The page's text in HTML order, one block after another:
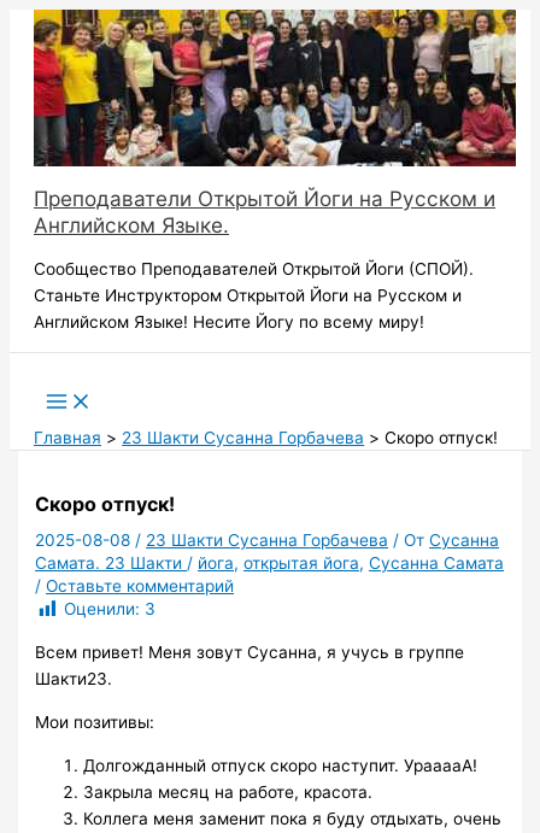
Перейти
содержимому
Преподаватели Открытой Йоги на Русском и
Английском Языке.
Сообщество Преподавателей Открытой Йоги (СПОЙ).
Станьте Инструктором Открытой Йоги на Русском и
Английском Языке! Несите Йогу по всему миру!
Главная 23 Шакти Сусанна Горбачева Скоро отпуск!
Скоро отпуск!
2025-08-08/ 23 Шакти Сусанна Горбачева / ОтСусанна
Самата. 23 Шакти/ йога,открытая йога,Сусанна Самата
/Оставьте комментарий
Оценили: 3
Всем привет! Меня зовут Сусанна, я учусь в группе
Шакти23.
Мои позитивы:
Долгожданный отпуск скоро наступит. УрааааА!
Закрыла месяц на работе, красота.
Коллега меня заменит пока я буду отдыхать, очень